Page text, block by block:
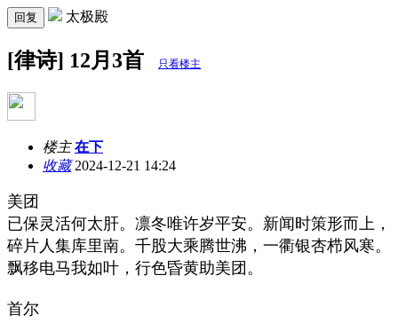
回复 太极殿
[律诗] 12月3首 只看楼主
楼主 在下
收藏2024-12-21 14:24
美团
已保灵活何太肝。凛冬唯许岁平安。新闻时策形而上，
碎片人集库里南。千股大乘腾世沸，一衢银杏栉风寒。
飘移电马我如叶，行色昏黄助美团。
首尔